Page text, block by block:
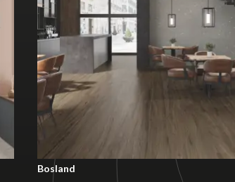
20x120 RC
25x150 RC
29,5x120x2 RC OUT
60x120 RC PB
Bosland